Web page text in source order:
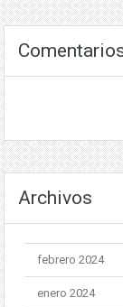
Archivos
febrero 2024
enero 2024